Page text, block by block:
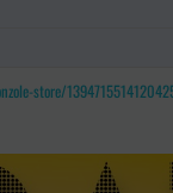
store/